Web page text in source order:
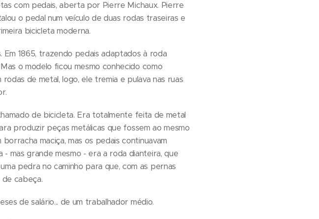
com pedais, aberta por Pierre Michaux. Pierre
o pedal num veículo de duas rodas traseiras e
bicicleta moderna.
1865, trazendo pedais adaptados à roda
o modelo ficou mesmo conhecido como
de metal, logo, ele tremia e pulava nas ruas
de bicicleta. Era totalmente feita de metal
produzir peças metálicas que fossem ao mesmo
maciça, mas os pedais continuavam
mas grande mesmo - era a roda dianteira, que
pedra no caminho para que, com as pernas
cabeça.
de salário... de um trabalhador médio.